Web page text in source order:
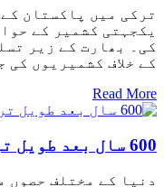
یکجہتی کشمیر کے
کی۔ بھارت کے زیر
کے خلاف کشمیریوں کی
Read More
600 سال بعد طویل ترین جزوی چاند گرہن